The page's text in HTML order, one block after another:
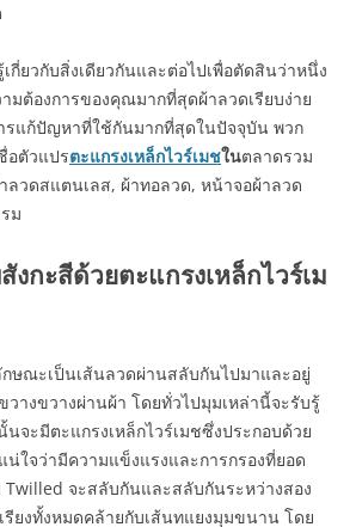
กี่ยวกับสิ่งเดียวกันและต่อไปเพื่อตัดสินว่าหนึ่ง
มต้องการของคุณมากที่สุดผ้าลวดเรียบง่าย
รแก้ปัญหาที่ใช้กันมากที่สุดในปัจจุบัน พวก
อตัวแปรตะแกรงเหล็กไวร์เมชในตลาดรวม
ลวดสแตนเลส, ผ้าทอลวด, หน้าจอผ้าลวด
ม
กะสีด้วยตะแกรงเหล็กไวร์เม
ษณะเป็นเส้นลวดผ่านสลับกันไปมาและอยู่
วางขวางผ่านผ้า โดยทั่วไปมุมเหล่านี้จะรับรู้
จะมีตะแกรงเหล็กไวร์เมชซึ่งประกอบด้วย
น่ใจว่ามีความแข็งแรงและการกรองที่ยอด
จะสลับกันและสลับกันระหว่างสอง
ยงทั้งหมดคล้ายกับเส้นทแยงมุมขนาน โดย